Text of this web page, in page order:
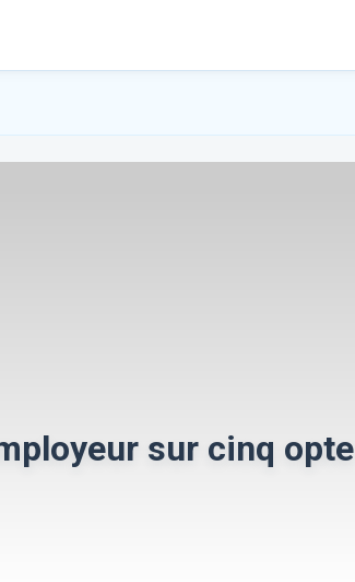
sur cinq opte